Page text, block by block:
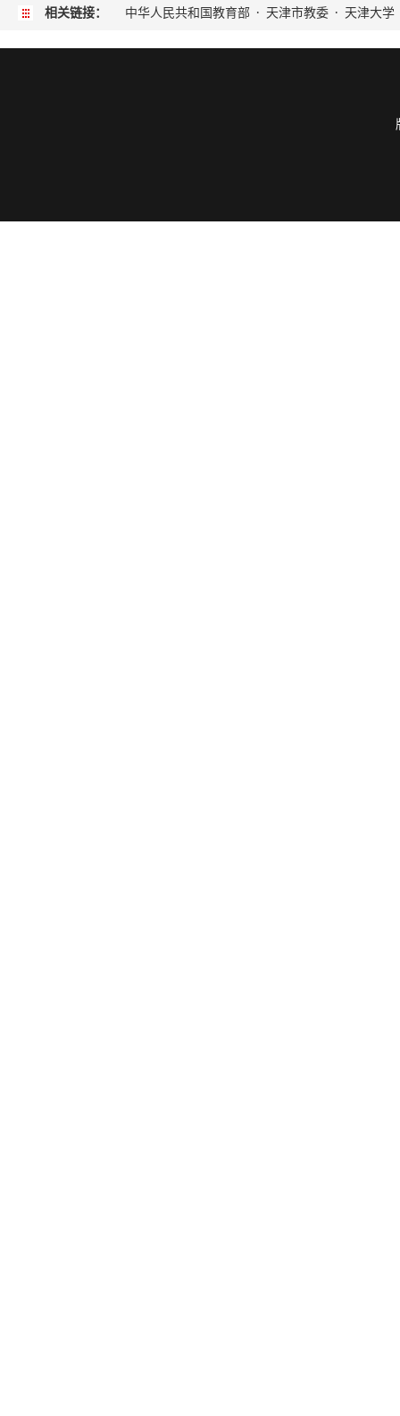
相关链接： 中华人民共和国教育部 · 天津市教委 · 天津大学